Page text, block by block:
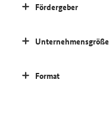
Fördergeber
Unternehmensgröße
Format